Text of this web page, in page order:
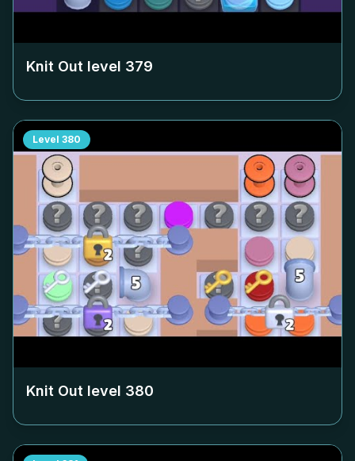
Knit Out level 379
Level 380
Knit Out level 380